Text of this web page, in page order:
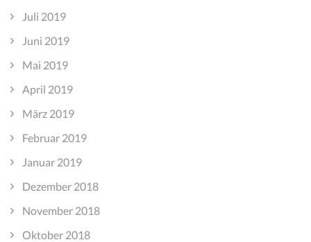
Juli 2019
Juni 2019
Mai 2019
April 2019
März 2019
Februar 2019
Januar 2019
Dezember 2018
November 2018
Oktober 2018